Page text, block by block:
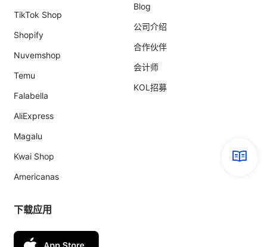
TikTok Shop
Shopify
Nuvemshop
Temu
Falabella
AliExpress
Magalu
Kwai Shop
Americanas
Blog
公司介绍
合作伙伴
会计师
KOL招募
下载应用